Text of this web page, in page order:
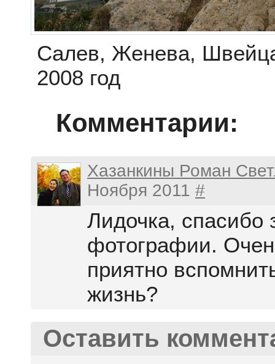
Салев, Женева,
2008 год
Комментарии:
Хазанкины Роман
Ноября 2011 #
Лидочка, спасибо
фотографии.
приятно
жизнь?
Оставить